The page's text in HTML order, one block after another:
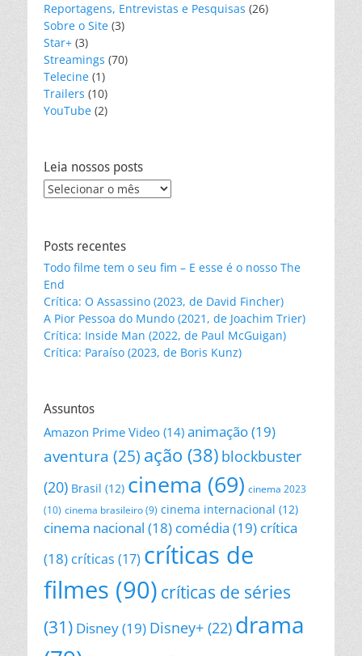
Reportagens, Entrevistas e Pesquisas (26)
Sobre o Site (3)
Star+ (3)
Streamings (70)
Telecine (1)
Trailers (10)
YouTube (2)
Leia nossos posts
Leia
Posts recentes
Todo filme tem o seu fim – E esse é o nosso The
End
Crítica: O Assassino (2023, de David Fincher)
A Pior Pessoa do Mundo (2021, de Joachim Trier)
Crítica: Inside Man (2022, de Paul McGuigan)
Crítica: Paraíso (2023, de Boris Kunz)
Assuntos
Amazon Prime Video (14) animação(19)
aventura (25) ação (38) blockbuster
(20) Brasil (12) cinema (69) cinema 2023
(10) cinema brasileiro (9) cinema internacional (12)
cinema nacional (18) comédia (19) crítica
(18) críticas (17) críticas de
filmes (90) críticas de séries
(31) Disney(19) Disney+ (22) drama